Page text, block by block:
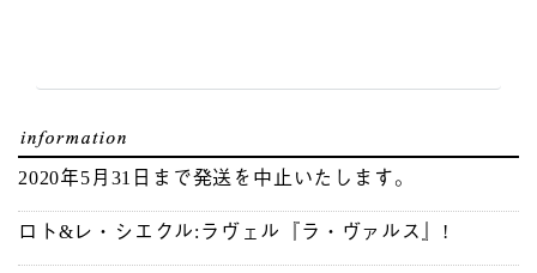
2020年5月31日まで発送を中止いたします。
ロト&レ・シエクル:ラヴェル『ラ・ヴァルス』!